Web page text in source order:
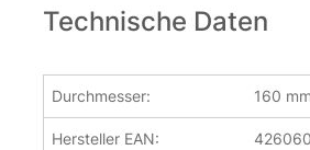
Technische Daten
Durchmesser: 160 mm
Hersteller EAN: